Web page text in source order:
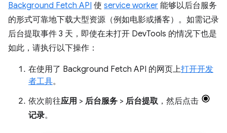
Background Fetch API 使 service worker 能够以后台服务
的形式可靠地下载大型资源（例如电影或播客）。如需记录
后台提取事件 3 天，即使在未打开 DevTools 的情况下也是
如此，请执行以下操作：
在使用了 Background Fetch API 的网页上打开开发
者工具。
依次前往应用 > 后台服务 > 后台提取，然后点击
记录。